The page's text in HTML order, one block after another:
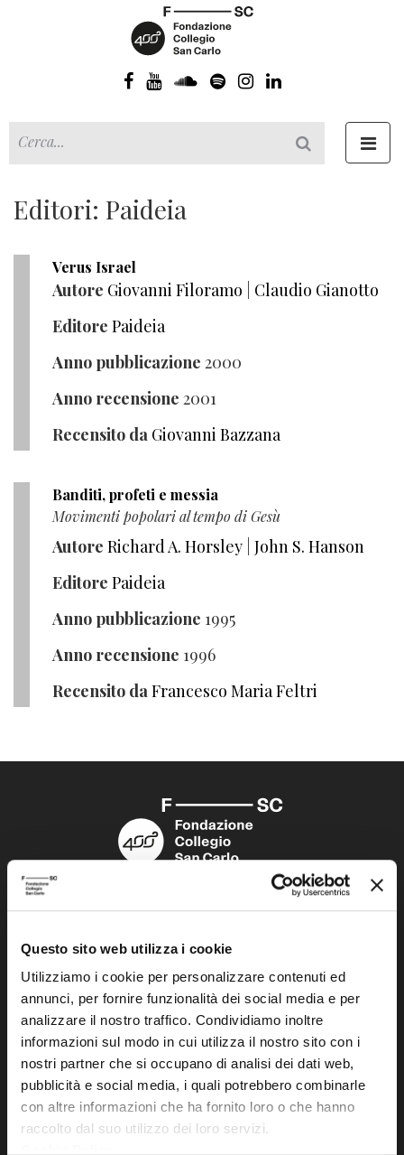
Questo sito web utilizza i cookie
Utilizziamo i cookie per personalizzare contenuti ed
annunci, per fornire funzionalità dei social media e per
analizzare il nostro traffico. Condividiamo inoltre
informazioni sul modo in cui utilizza il nostro sito con i
nostri partner che si occupano di analisi dei dati web,
pubblicità e social media, i quali potrebbero combinarle
con altre informazioni che ha fornito loro o che hanno
raccolto dal suo utilizzo dei loro servizi.
Editori: Paideia
Verus Israel
Autore Giovanni Filoramo
Claudio Gianotto
Editore Paideia
Anno pubblicazione 2000
Anno recensione 2001
Recensito da Giovanni Bazzana
Banditi, profeti e messia
Movimenti popolari al tempo di Gesù
Autore Richard A. Horsley John S. Hanson
Editore Paideia
Anno pubblicazione 1995
Anno recensione 1996
Recensito daFrancesco Maria Feltri
Fondazione Collegio San Carlo
41121 Modena (MO)
P.I. 00641060363
tel. 059.421211
info@fondazionesancarlo.it
Posta certificata (PEC)
fondazionecollegiosancarlo@legalmail.it